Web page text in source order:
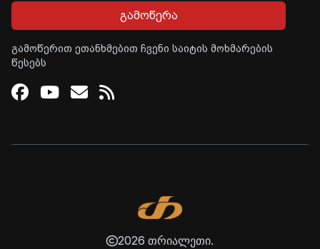
გამოწერა
გამოწერით ეთანხმებით ჩვენი საიტის მოხმარების
წესებს
Facebook
Youtube
Email
RSS
2026 თრიალეთი.